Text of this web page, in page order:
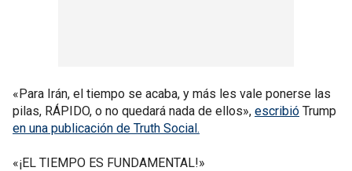
«Para Irán, el tiempo se acaba, y más les vale ponerse las
pilas, RÁPIDO, o no quedará nada de ellos», escribió Trump
en una publicación de Truth Social.
«¡EL TIEMPO ES FUNDAMENTAL!»